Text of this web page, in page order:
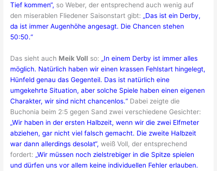
Tief kommen“, so Weber, der entsprechend auch wenig auf
den miserablen Fliedener Saisonstart gibt: „Das ist ein Derby,
da ist immer Augenhöhe angesagt. Die Chancen stehen
50:50.“
Das sieht auch Meik Voll so: „In einem Derby ist immer alles
möglich. Natürlich haben wir einen krassen Fehlstart hingelegt,
Hünfeld genau das Gegenteil. Das ist natürlich eine
umgekehrte Situation, aber solche Spiele haben einen eigenen
Charakter, wir sind nicht chancenlos.“ Dabei zeigte die
Buchonia beim 2:5 gegen Sand zwei verschiedene Gesichter:
„Wir haben in der ersten Halbzeit, wenn wir die zwei Elfmeter
abziehen, gar nicht viel falsch gemacht. Die zweite Halbzeit
war dann allerdings desolat“, weiß Voll, der entsprechend
fordert: „Wir müssen noch zielstrebiger in die Spitze spielen
und dürfen uns vor allem keine individuellen Fehler erlauben.